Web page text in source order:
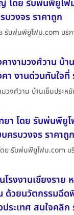
โดย รับพ่นพียูโฟ
วงจร ราคาถูก
รับพ่นพียูโฟม.com บริ
งามวงศ์วาน บ้า
า งานด่วนทันใจ
วงศ์วาน บ้านเย็นประห
า โดย รับพ่นพียู
รบวงจร ราคาถูก
ย รับพ่นพียูโฟม.com
รงงานเชียงราย
ด้วยนวัตกรรมฉี
ระเทศ สนใจคลิ